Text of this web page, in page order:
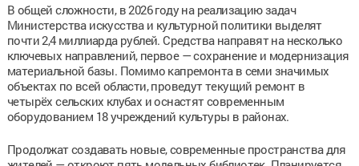
В общей сложности, в 2026 году на реализацию задач
Министерства искусства и культурной политики выделят
почти 2,4 миллиарда рублей. Средства направят на несколько
ключевых направлений, первое — сохранение и модернизация
материальной базы. Помимо капремонта в семи значимых
объектах по всей области, проведут текущий ремонт в
четырёх сельских клубах и оснастят современным
оборудованием 18 учреждений культуры в районах.
Продолжат создавать новые, современные пространства для